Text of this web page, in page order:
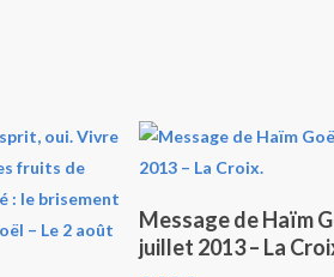
Ajouter Au
Message de Haïm
juillet 2013 – La